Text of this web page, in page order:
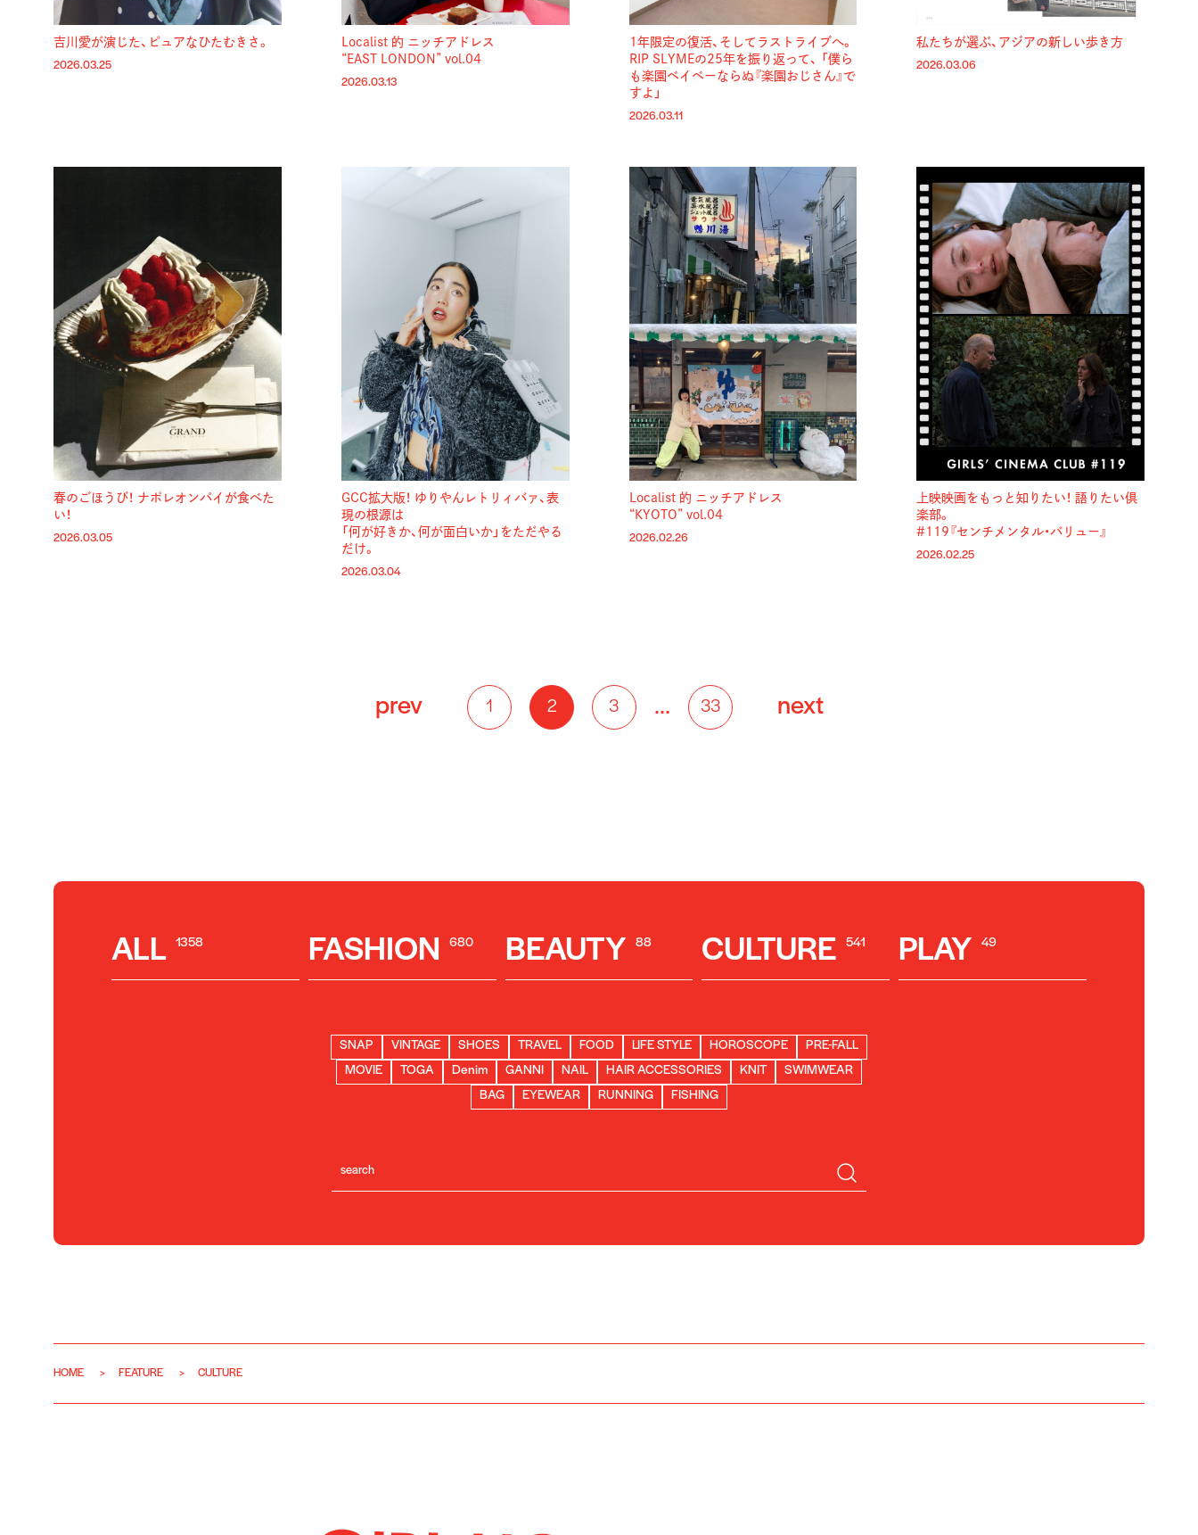
吉川愛が演じた、ピュアなひたむきさ。
2026.03.25
Localist 的 ニッチアドレス
“EAST LONDON” vol.04
2026.03.13
1年限定の復活、そしてラストライブへ。
RIP SLYMEの25年を振り返って、 「僕ら
も楽園ベイベーならぬ『楽園おじさん』で
すよ」
2026.03.11
私たちが選ぶ、アジアの新しい歩き方
2026.03.06
春のごほうび！ ナポレオンパイが食べた
い！
2026.03.05
GCC拡大版！ ゆりやんレトリィバァ、表
現の根源は
「何が好きか、何が面白いか」をただやる
だけ。
2026.03.04
Localist 的 ニッチアドレス
“KYOTO” vol.04
2026.02.26
上映映画をもっと知りたい！ 語りたい倶
楽部。
#119『センチメンタル・バリュー』
2026.02.25
prev 1 2 3 … 33 next
ALL 1358 FASHION 680 BEAUTY 88 CULTURE 541 PLAY 49
SNAP VINTAGE SHOES TRAVEL FOOD LIFE STYLE HOROSCOPE
PRE-FALL
MOVIE
TOGA Denim GANNI NAIL HAIR ACCESSORIES KNIT
SWIMWEAR
BAG
EYEWEAR RUNNING FISHING
HOME FEATURE CULTURE